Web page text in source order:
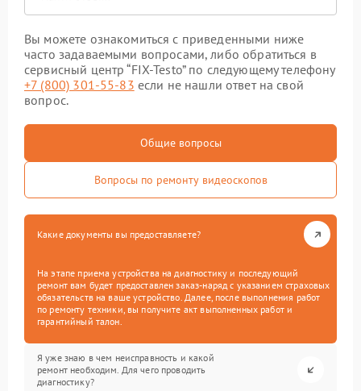
Вы можете ознакомиться с приведенными ниже
часто задаваемыми вопросами, либо обратиться в
сервисный центр “FIX-Testo” по следующему телефону
+7 (800) 301-55-83 если не нашли ответ на свой
вопрос.
Общие вопросы
Вопросы по ремонту видеоскопов
Какие документы вы предоставляете?
На этапе приема устройства на диагностику и последующий
ремонт вам будет предоставлен заказ-наряд с указанием страховых
обязательств на ваше устройство. Далее, после выполнения работ
по ремонту техники, вы получите акт выполненных работ и
гарантийный талон.
Я уже знаю в чем неисправность и какой
ремонт необходим. Для чего проводить
диагностику?